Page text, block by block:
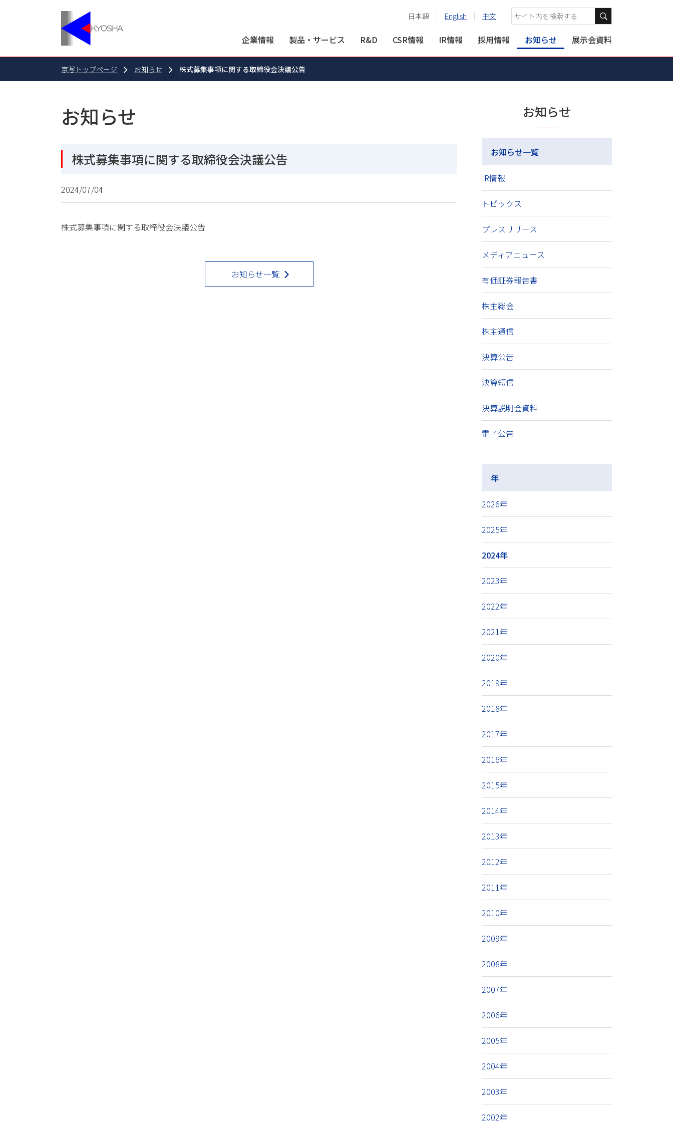
日本語 English 中文
企業情報 製品・サービス R&D CSR情報 IR情報 採用情報 お知らせ 展示会資料
京写トップページ お知らせ 株式募集事項に関する取締役会決議公告
お知らせ
株式募集事項に関する取締役会決議公告
2024/07/04
株式募集事項に関する取締役会決議公告
お知らせ一覧
お知らせ
お知らせ一覧
IR情報
トピックス
プレスリリース
メディアニュース
有価証券報告書
株主総会
株主通信
決算公告
決算短信
決算説明会資料
電子公告
年
2026年
2025年
2024年
2023年
2022年
2021年
2020年
2019年
2018年
2017年
2016年
2015年
2014年
2013年
2012年
2011年
2010年
2009年
2008年
2007年
2006年
2005年
2004年
2003年
2002年